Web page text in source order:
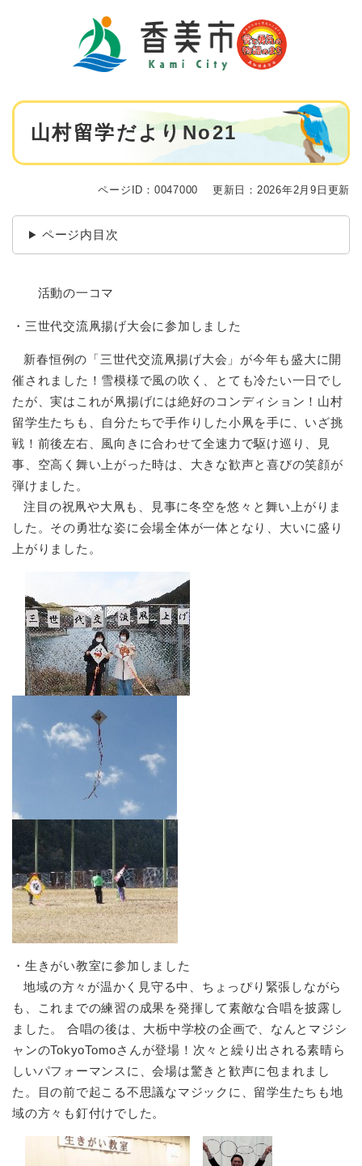
本
山村留学だよりNo21
ページID：0047000 更新日：2026年2月9日更新
ページ内目次
活動の一コマ
・三世代交流凧揚げ大会に参加しました
新春恒例の「三世代交流凧揚げ大会」が今年も盛大に開
催されました！雪模様で風の吹く、とても冷たい一日でし
たが、実はこれが凧揚げには絶好のコンディション！山村
留学生たちも、自分たちで手作りした小凧を手に、いざ挑
戦！前後左右、風向きに合わせて全速力で駆け巡り、見
事、空高く舞い上がった時は、大きな歓声と喜びの笑顔が
弾けました。
注目の祝凧や大凧も、見事に冬空を悠々と舞い上がりま
した。その勇壮な姿に会場全体が一体となり、大いに盛り
上がりました。
・生きがい教室に参加しました
地域の方々が温かく見守る中、ちょっぴり緊張しながら
も、これまでの練習の成果を発揮して素敵な合唱を披露し
ました。 合唱の後は、大栃中学校の企画で、なんとマジシ
ャンのTokyoTomoさんが登場！次々と繰り出される素晴ら
しいパフォーマンスに、会場は驚きと歓声に包まれまし
た。目の前で起こる不思議なマジックに、留学生たちも地
域の方々も釘付けでした。